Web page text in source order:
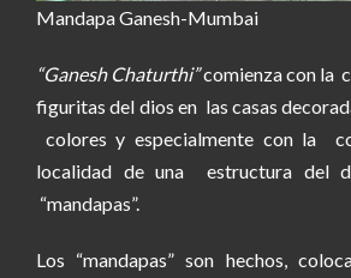
Mandapa Ganesh-Mumbai
“Ganesh Chaturthi”comienza con la
figuritas del dios en las casas
colores y especialmente con la
localidad de una estructura del
“mandapas”.
Los “mandapas” son hechos,